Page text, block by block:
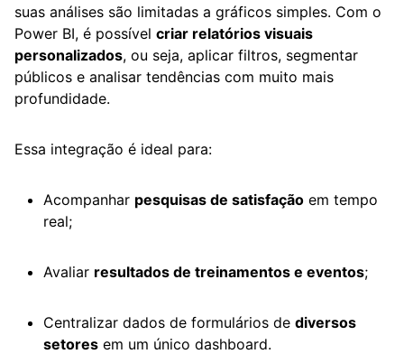
suas análises são limitadas a gráficos simples. Com o
Power BI, é possível criar relatórios visuais
personalizados, ou seja, aplicar filtros, segmentar
públicos e analisar tendências com muito mais
profundidade.
Essa integração é ideal para:
Acompanhar pesquisas de satisfação em tempo
real;
Avaliar resultados de treinamentos e eventos;
Centralizar dados de formulários de diversos
setores em um único dashboard.